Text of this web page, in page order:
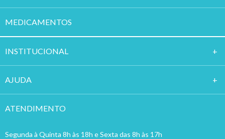
MEDICAMENTOS
INSTITUCIONAL
AJUDA
ATENDIMENTO
Segunda à Quinta 8h às 18h e Sexta das 8h às 17h